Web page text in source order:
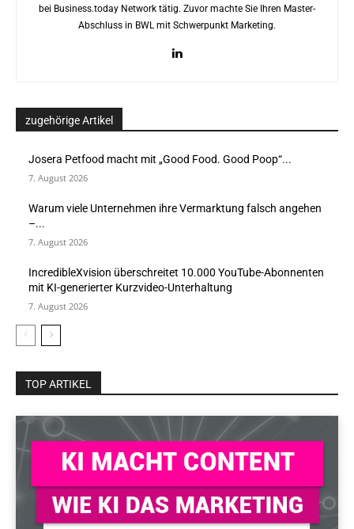
bei Business.today Network tätig. Zuvor machte Sie Ihren Master-
Abschluss in BWL mit Schwerpunkt Marketing.
zugehörige Artikel
Josera Petfood macht mit „Good Food. Good Poop“...
7. August 2026
Warum viele Unternehmen ihre Vermarktung falsch angehen
–...
7. August 2026
IncredibleXvision überschreitet 10.000 YouTube-Abonnenten
mit KI-generierter Kurzvideo-Unterhaltung
7. August 2026
TOP ARTIKEL